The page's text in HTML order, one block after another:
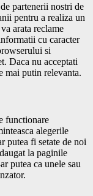
partenerii nostri de
pentru a realiza un
arata reclame
cu caracter
si
Daca nu acceptati
mai putin relevanta.
functionare
alegerile
putea fi setate de noi
la paginile
putea ca unele sau